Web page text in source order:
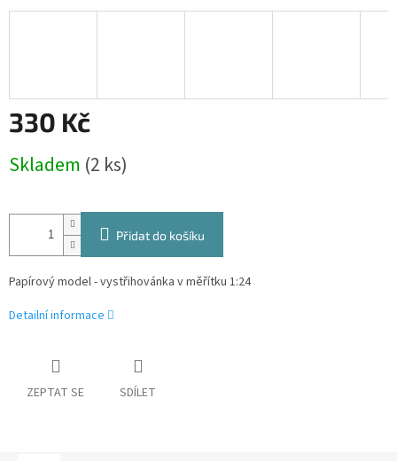
330 Kč
cena:
Skladem (2 ks)
Přidat do košíku
Papírový model - vystřihovánka v měřítku 1:24
Detailní informace
ZEPTAT SE SDÍLET